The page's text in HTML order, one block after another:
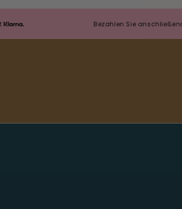
Bezahlen Sie anschließend mit